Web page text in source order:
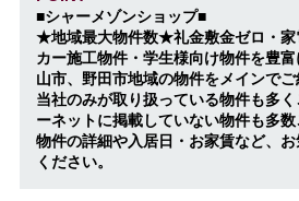
■シャーメゾンショップ■
★地域最大物件数★礼金敷金ゼロ・家
カー施工物件・学生様向け物件を豊
山市、野田市地域の物件をメインでご
当社のみが取り扱っている物件も多
ーネットに掲載していない物件も多
物件の詳細や入居日・お家賃など、
ください。